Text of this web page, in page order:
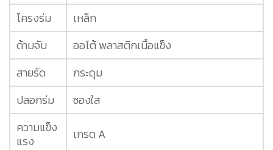
โครงร่ม
เหล็ก
ด้ามจับ
ออโต้ พลาสติกเนื้อแข็ง
สายรัด
กระดุม
ปลอกร่ม
ซองใส
ความแข็ง
แรง
เกรด A